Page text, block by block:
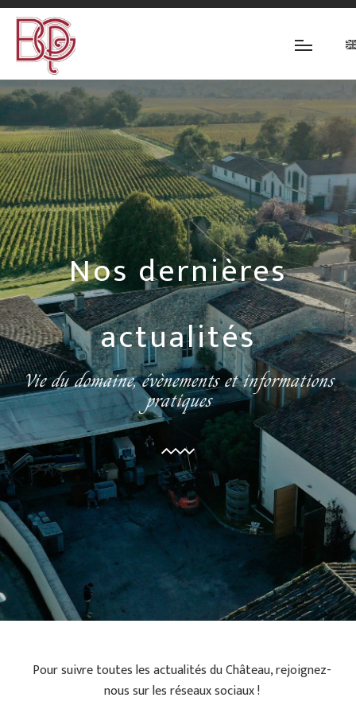
Nos dernières
actualités
Vie du domaine, évènements et informations
pratiques
Pour suivre toutes les actualités du Château, rejoignez-
nous sur les réseaux sociaux !